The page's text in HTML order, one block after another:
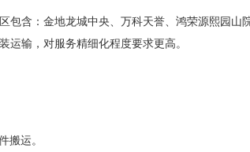
包含：金地龙城中央、万科天誉、鸿荣源熙园山
运输，对服务精细化程度要求更高。
运。